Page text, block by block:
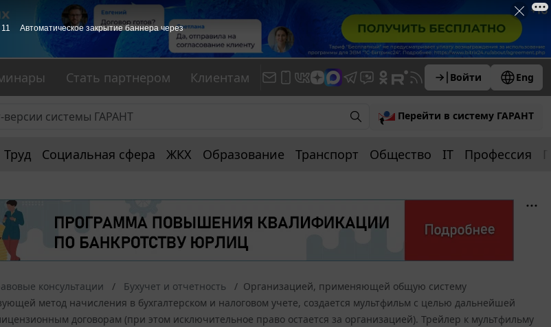
Стать партнером Клиентам Войти Eng
Перейти в систему ГАРАНТ
Труд Социальная сфера ЖКХ Образование Транспорт Общество IT Профессия
консультации Бухучет и отчетность
Организацией, применяющей общую систему
метод начисления в бухгалтерском и налоговом учете, создается мультфильм с целью дальнейшей
договорам (при этом исключительное право остается за организацией). Трейлер к мультфильму
10 Автоматическое закрытие баннера через